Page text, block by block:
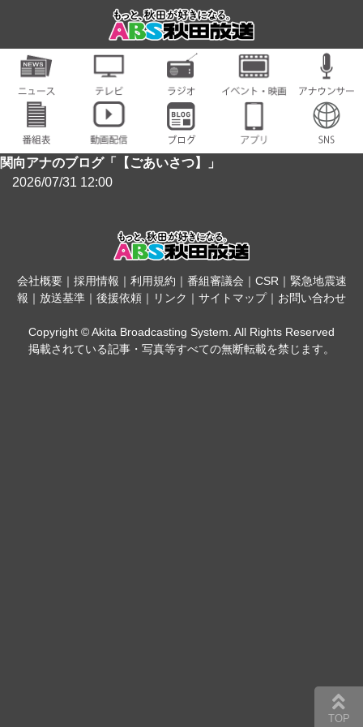
関向アナのブログ「【ごあいさつ】」
2026/07/31 12:00
会社概要｜ 採用情報 ｜ 利用規約 ｜ 番組審議会 ｜ CSR｜ 緊急地震速
報 ｜ 放送基準 ｜ 後援依頼 ｜ リンク ｜ サイトマップ｜ お問い合わせ
Copyright © Akita Broadcasting System. All Rights Reserved
掲載されている記事・写真等すべての無断転載を禁じます。